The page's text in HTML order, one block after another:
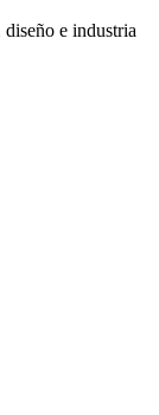
e industria